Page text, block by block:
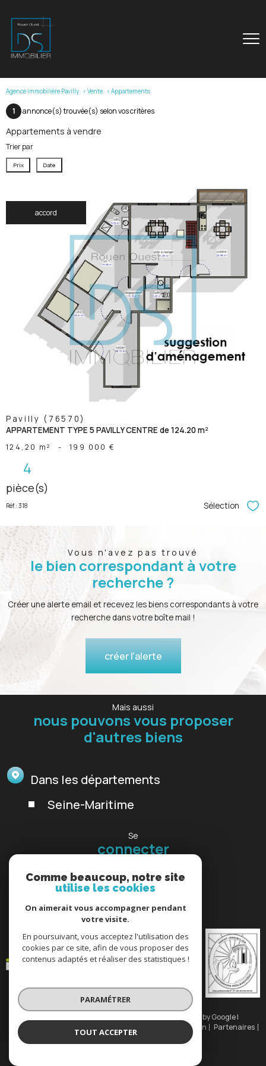
Agence immobilière Pavilly Vente Appartements
1 annonce(s) trouvée(s) selon vos critères
Appartements à vendre
Trier par
Prix Date
accord
voir le
bien
Pavilly (76570)
APPARTEMENT TYPE 5 PAVILLY CENTRE de 124.20 m²
124,20 m² - 199 000 €
4
pièce(s)
Réf : 318 Sélection
Vous n'avez pas trouvé
le bien correspondant à votre
recherche ?
Créer une alerte email et recevez les biens correspondants à votre
recherche dans votre boîte mail !
créer l'alerte
Mais aussi
nous pouvons vous proposer
d'autres biens
Dans les départements
Seine-Maritime
Se
connecter
espace propriétaire
adhérons
© 2026 | Tous droits réservés | Traduction powered by Google |
Nos honoraires
Admin
Partenaires
Politique RGPD
Comme beaucoup, notre site
utilise les cookies
On aimerait vous accompagner pendant
votre visite.
En poursuivant, vous acceptez l'utilisation des
cookies par ce site, afin de vous proposer des
contenus adaptés et réaliser des statistiques !
PARAMÉTRER
TOUT ACCEPTER